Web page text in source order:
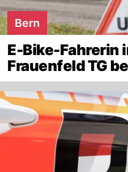
Bern
E-Bike-Fahrerin
Frauenfeld TG